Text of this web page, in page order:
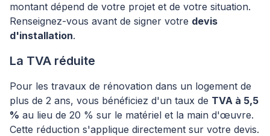
montant dépend de votre projet et de votre situation.
Renseignez-vous avant de signer votre devis
d'installation.
La TVA réduite
Pour les travaux de rénovation dans un logement de
plus de 2 ans, vous bénéficiez d'un taux de TVA à 5,5
% au lieu de 20 % sur le matériel et la main d'œuvre.
Cette réduction s'applique directement sur votre devis.